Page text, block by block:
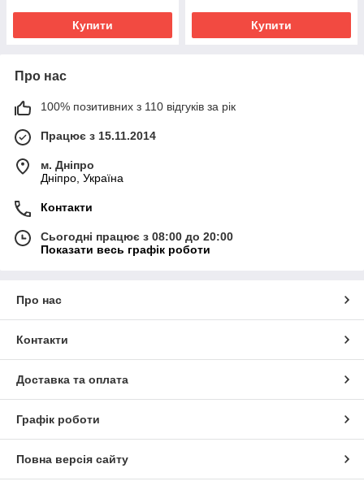
Купити Купити
Про нас
100% позитивних з 110 відгуків за рік
Працює з 15.11.2014
м. Дніпро
Дніпро, Україна
Контакти
Сьогодні працює з 08:00 до 20:00
Показати весь графік роботи
Про нас
Контакти
Доставка та оплата
Графік роботи
Повна версія сайту